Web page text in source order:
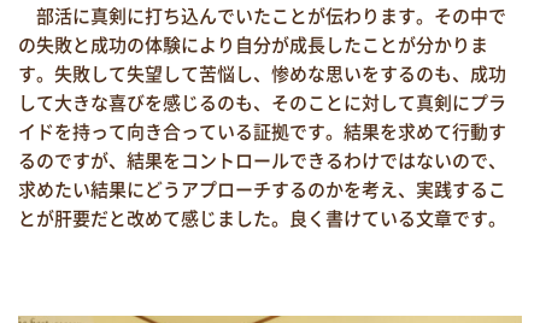
部活に真剣に打ち込んでいたことが伝わります。その中で
の失敗と成功の体験により自分が成長したことが分かりま
す。失敗して失望して苦悩し、惨めな思いをするのも、成功
して大きな喜びを感じるのも、そのことに対して真剣にプラ
イドを持って向き合っている証拠です。結果を求めて行動す
るのですが、結果をコントロールできるわけではないので、
求めたい結果にどうアプローチするのかを考え、実践するこ
とが肝要だと改めて感じました。良く書けている文章です。